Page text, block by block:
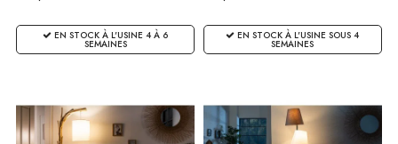
EN STOCK À L'USINE 4 À 6
SEMAINES
EN STOCK À L'USINE SOUS 4
SEMAINES